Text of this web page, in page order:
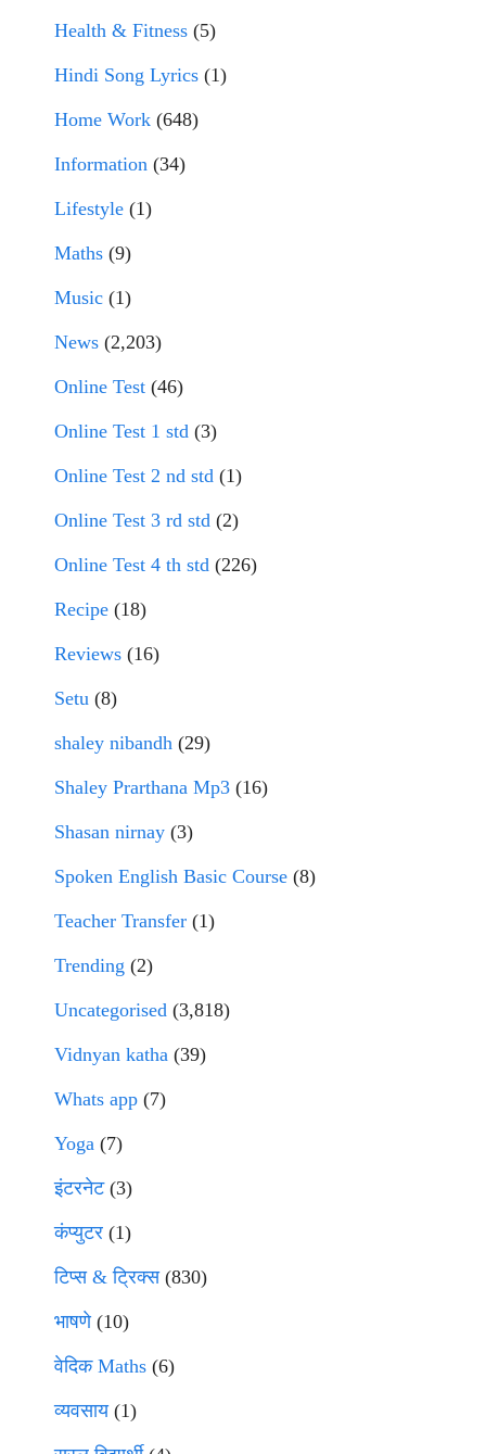
Health & Fitness (5)
Hindi Song Lyrics (1)
Home Work (648)
Information (34)
Lifestyle (1)
Maths (9)
Music (1)
News (2,203)
Online Test (46)
Online Test 1 std (3)
Online Test 2 nd std (1)
Online Test 3 rd std (2)
Online Test 4 th std (226)
Recipe (18)
Reviews (16)
Setu (8)
shaley nibandh (29)
Shaley Prarthana Mp3 (16)
Shasan nirnay (3)
Spoken English Basic Course (8)
Teacher Transfer (1)
Trending (2)
Uncategorised (3,818)
Vidnyan katha (39)
Whats app (7)
Yoga (7)
इंटरनेट(3)
कंप्युटर (1)
टिप्स & ट्रिक्स(830)
भाषणे(10)
वेदिक Maths (6)
व्यवसाय(1)